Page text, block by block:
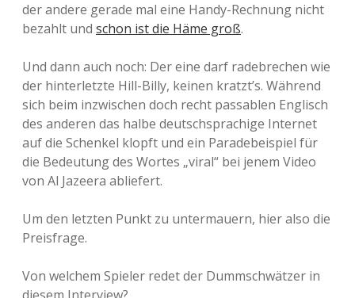
der andere gerade mal eine Handy-Rechnung nicht
bezahlt und schon ist die Häme groß.
Und dann auch noch: Der eine darf radebrechen wie
der hinterletzte Hill-Billy, keinen kratzt’s. Während
sich beim inzwischen doch recht passablen Englisch
des anderen das halbe deutschsprachige Internet
auf die Schenkel klopft und ein Paradebeispiel für
die Bedeutung des Wortes „viral“ bei jenem Video
von Al Jazeera abliefert.
Um den letzten Punkt zu untermauern, hier also die
Preisfrage.
Von welchem Spieler redet der Dummschwätzer in